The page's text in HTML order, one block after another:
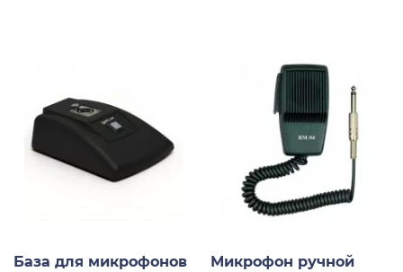
База для микрофонов
Микрофон ручной